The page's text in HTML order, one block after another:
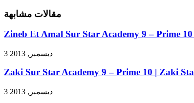
مقالات مشابهة
Zineb Et Amal Sur Star Academy 9 – Prime
3 ديسمبر, 2013
Zaki Sur Star Academy 9 – Prime 10 | Zaki
3 ديسمبر, 2013